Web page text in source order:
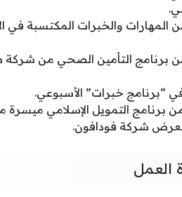
والخبرات المكتسبة في
برنامج التأمين الصحي من شركة
“برنامج خبرات” الأسبوعي.
برنامج التمويل الإسلامي ميسرة
شركة فودافون.
العمل